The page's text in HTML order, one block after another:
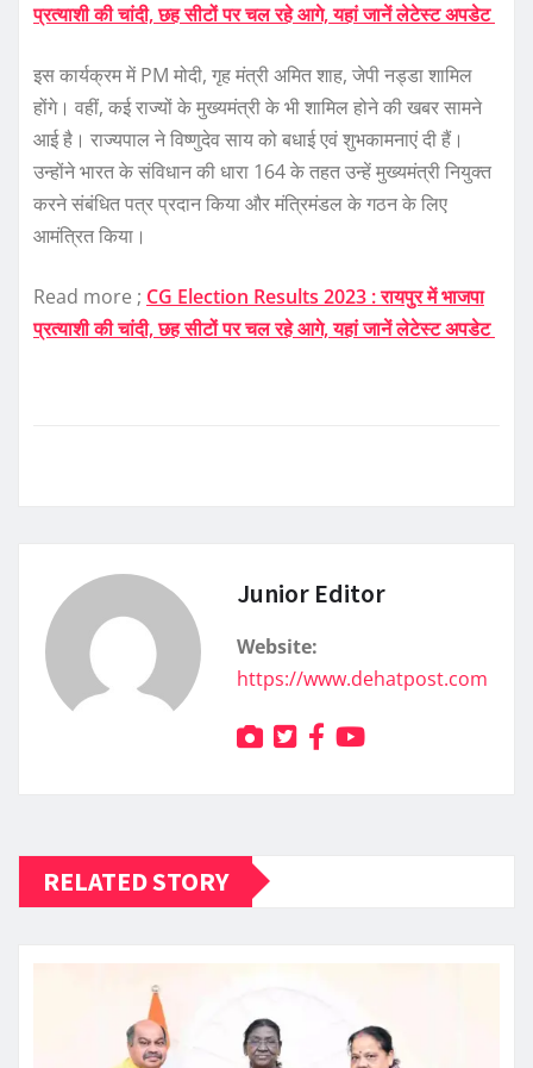
प्रत्याशी की चांदी, छह सीटों पर चल रहे आगे, यहां जानें लेटेस्ट अपडेट
इस कार्यक्रम में PM मोदी, गृह मंत्री अमित शाह, जेपी नड्डा शामिल
होंगे। वहीं, कई राज्यों के मुख्यमंत्री के भी शामिल होने की खबर सामने
आई है। राज्यपाल ने विष्णुदेव साय को बधाई एवं शुभकामनाएं दी हैं।
उन्होंने भारत के संविधान की धारा 164 के तहत उन्हें मुख्यमंत्री नियुक्त
करने संबंधित पत्र प्रदान किया और मंत्रिमंडल के गठन के लिए
आमंत्रित किया।
Read more ; CG Election Results 2023 : रायपुर में भाजपा
प्रत्याशी की चांदी, छह सीटों पर चल रहे आगे, यहां जानें लेटेस्ट अपडेट
Junior Editor
Website:
https://www.dehatpost.com
RELATED STORY